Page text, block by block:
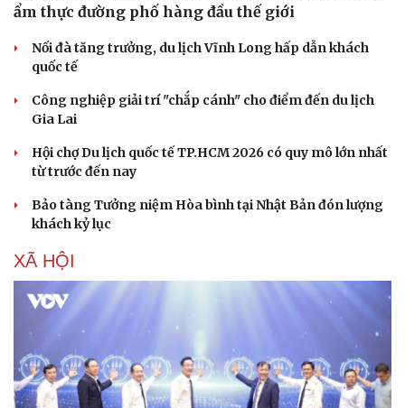
Văn hóa
Sân khấu - Điện ảnh
Văn học
Âm nhạc
Di sản
Thời trang
Sao Việt
ẩm thực đường phố hàng đầu thế giới
Nối đà tăng trưởng, du lịch Vĩnh Long hấp dẫn khách
quốc tế
Công nghiệp giải trí "chắp cánh" cho điểm đến du lịch
Gia Lai
Hội chợ Du lịch quốc tế TP.HCM 2026 có quy mô lớn nhất
từ trước đến nay
Bảo tàng Tưởng niệm Hòa bình tại Nhật Bản đón lượng
khách kỷ lục
XÃ HỘI